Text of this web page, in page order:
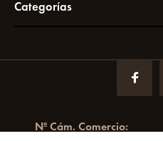
Categorías
Nº Cám. Comercio: